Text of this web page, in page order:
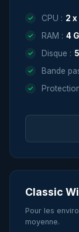
CPU : 2
RAM : 4
Disque :
Bande
Classic
Pour les
moyenne.